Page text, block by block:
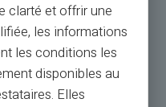
clarté et offrir une
les informations
les conditions les
disponibles au
Elles